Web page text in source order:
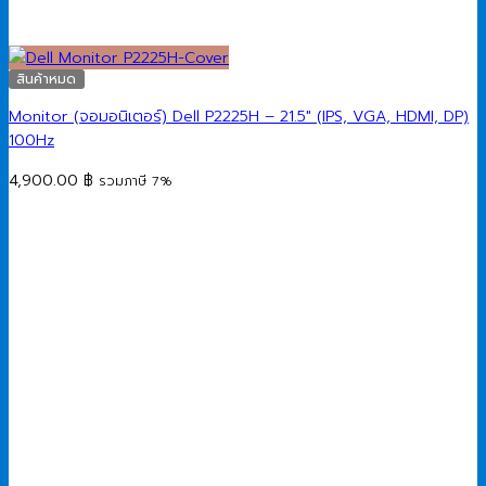
สินค้าหมด
Monitor (จอมอนิเตอร์) Dell P2225H – 21.5″ (IPS, VGA, HDMI, DP)
100Hz
4,900.00 ฿ รวมภาษี 7%